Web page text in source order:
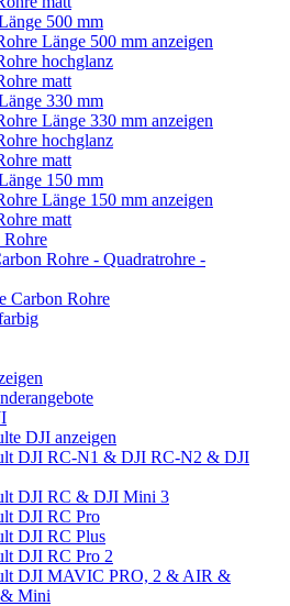
500 mm
Länge 500 mm anzeigen
hochglanz
matt
330 mm
Länge 330 mm anzeigen
hochglanz
matt
150 mm
Länge 150 mm anzeigen
matt
Rohre
Rohre - Quadratrohre -
Carbon Rohre
DJI anzeigen
DJI RC-N1 & DJI RC-N2 & DJI
DJI RC & DJI Mini 3
DJI RC Pro
DJI RC Plus
DJI RC Pro 2
DJI MAVIC PRO, 2 & AIR &
Mini